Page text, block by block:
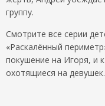
группу.
Смотрите все серии
«Раскалённый
покушение на Игоря, и
охотящиеся на девушек.